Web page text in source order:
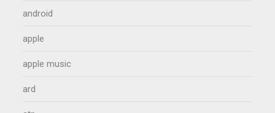
android
apple
apple music
ard